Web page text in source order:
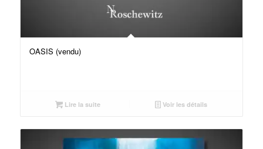
OASIS (vendu)
Lire la suite Voir les détails